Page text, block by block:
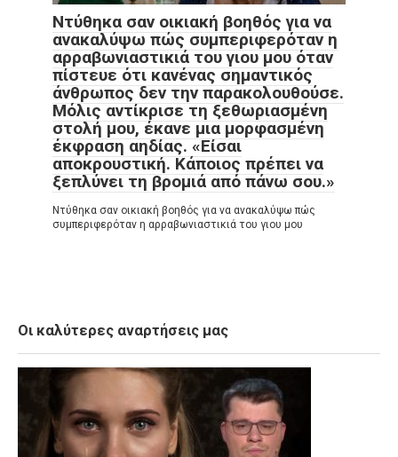
Ντύθηκα σαν οικιακή βοηθός για να
ανακαλύψω πώς συμπεριφερόταν η
αρραβωνιαστικιά του γιου μου όταν
πίστευε ότι κανένας σημαντικός
άνθρωπος δεν την παρακολουθούσε.
Μόλις αντίκρισε τη ξεθωριασμένη
στολή μου, έκανε μια μορφασμένη
έκφραση αηδίας. «Είσαι
αποκρουστική. Κάποιος πρέπει να
ξεπλύνει τη βρομιά από πάνω σου.»
Ντύθηκα σαν οικιακή βοηθός για να ανακαλύψω πώς
συμπεριφερόταν η αρραβωνιαστικιά του γιου μου
Οι καλύτερες αναρτήσεις μας